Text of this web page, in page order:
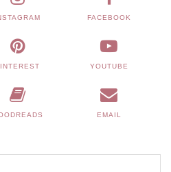
FACEBOOK
YOUTUBE
EMAIL